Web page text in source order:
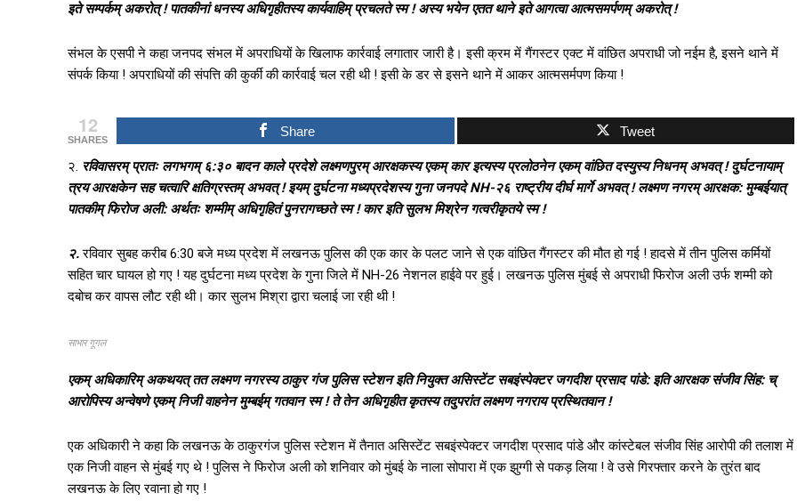
इते सम्पर्कम् अकरोत् ! पातकीनां धनस्य अधिगृहीतस्य कार्यवाहिम् प्रचलते स्म ! अस्य भयेन एतत थाने इते आगत्वा आत्मसमर्पणम् अकरोत् !
संभल के एसपी ने कहा जनपद संभल में अपराधियों के खिलाफ कार्रवाई लगातार जारी है। इसी क्रम में गैंगस्टर एक्ट में वांछित अपराधी जो नईम है, इसने थाने में
संपर्क किया ! अपराधियों की संपत्ति की कुर्की की कार्रवाई चल रही थी ! इसी के डर से इसने थाने में आकर आत्मसर्मपण किया !
12
SHARES
Share Tweet
२. रविवासरम् प्रातः लगभगम् ६:३० बादन काले प्रदेशे लक्ष्मणपुरम् आरक्षकस्य एकम् कार इत्यस्य प्रलोठनेन एकम् वांछित दस्युस्य निधनम् अभवत् ! दुर्घटनायाम्
त्रय आरक्षकेन सह चत्वारि क्षतिग्रस्तम् अभवत् ! इयम् दुर्घटना मध्यप्रदेशस्य गुना जनपदे NH-२६ राष्ट्रीय दीर्घ मार्गे अभवत् ! लक्ष्मण नगरम् आरक्षक: मुम्बईयात्
पातकीम् फिरोज अली: अर्थतः शम्मीम् अधिगृहितं पुनरागच्छते स्म ! कार इति सुलभ मिश्रेन गत्वरीकृतये स्म !
२.रविवार सुबह करीब 6:30 बजे मध्य प्रदेश में लखनऊ पुलिस की एक कार के पलट जाने से एक वांछित गैंगस्टर की मौत हो गई ! हादसे में तीन पुलिस कर्मियों
सहित चार घायल हो गए ! यह दुर्घटना मध्य प्रदेश के गुना जिले में NH-26 नेशनल हाईवे पर हुई। लखनऊ पुलिस मुंबई से अपराधी फिरोज अली उर्फ शम्मी को
दबोच कर वापस लौट रही थी। कार सुलभ मिश्रा द्वारा चलाई जा रही थी !
साभार गूगल
एकम् अधिकारिम् अकथयत् तत लक्ष्मण नगरस्य ठाकुर गंज पुलिस स्टेशन इति नियुक्त असिस्टेंट सबइंस्पेक्टर जगदीश प्रसाद पांडे: इति आरक्षक संजीव सिंह: च्
आरोपिस्य अन्वेषणे एकम् निजी वाहनेन मुम्बईम् गतवान स्म ! ते तेन अधिगृहीत कृतस्य तदुपरांत लक्ष्मण नगराय प्रस्थितवान !
एक अधिकारी ने कहा कि लखनऊ के ठाकुरगंज पुलिस स्टेशन में तैनात असिस्टेंट सबइंस्पेक्टर जगदीश प्रसाद पांडे और कांस्टेबल संजीव सिंह आरोपी की तलाश में
एक निजी वाहन से मुंबई गए थे ! पुलिस ने फिरोज अली को शनिवार को मुंबई के नाला सोपारा में एक झुग्गी से पकड़ लिया ! वे उसे गिरफ्तार करने के तुरंत बाद
लखनऊ के लिए रवाना हो गए !